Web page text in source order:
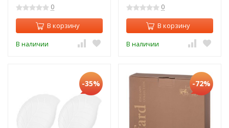
0
В корзину
В наличии
0
В корзину
В наличии
-35% -72%